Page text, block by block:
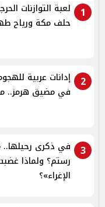
1
لعبة التوازنات
حلف مكة ورياح
2
إدانات عربية
في مضيق هرمز..
3
في ذكرى
رستم؟ ولماذا
الإغراء»؟